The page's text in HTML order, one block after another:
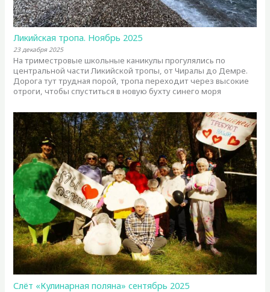
Ликийская тропа. Ноябрь 2025
23 декабря 2025
На триместровые школьные каникулы прогулялись по
центральной части Ликийской тропы, от Чиралы до Демре.
Дорога тут трудная порой, тропа переходит через высокие
отроги, чтобы спуститься в новую бухту синего моря
Слёт «Кулинарная поляна» сентябрь 2025